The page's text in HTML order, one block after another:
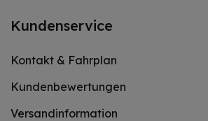
Kundenservice
Kontakt & Fahrplan
Kundenbewertungen
Versandinformation